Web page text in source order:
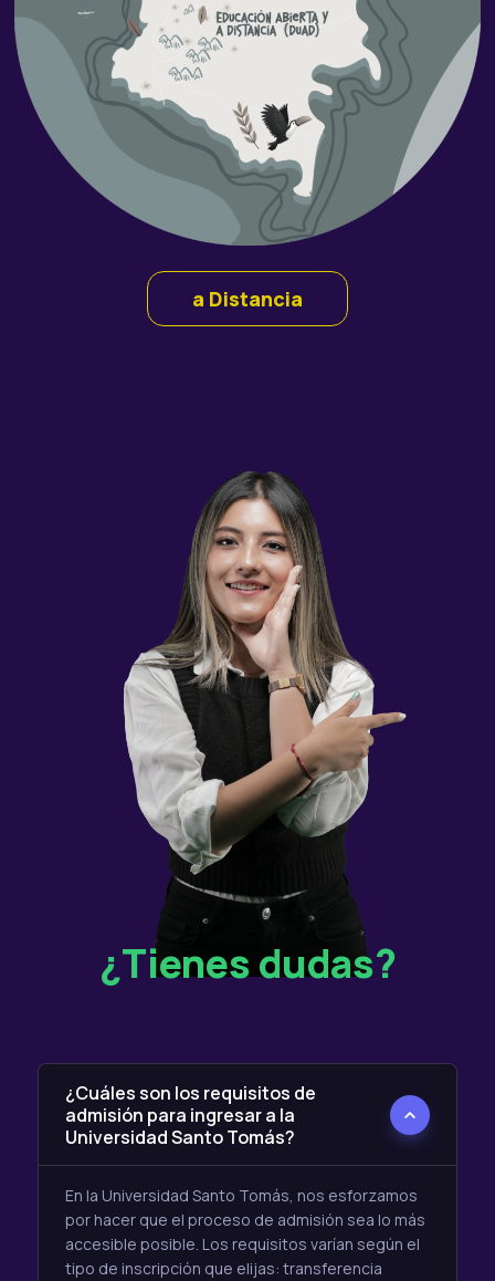
a Distancia
¿Tienes dudas?
¿Cuáles son los requisitos de
admisión para ingresar a la
Universidad Santo Tomás?
En la Universidad Santo Tomás, nos esforzamos
por hacer que el proceso de admisión sea lo más
accesible posible. Los requisitos varían según el
tipo de inscripción que elijas: transferencia